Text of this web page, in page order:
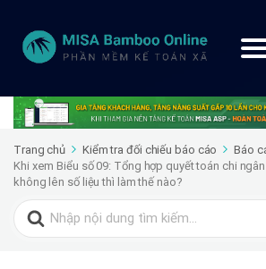
Trang chủ Kiểm tra đối chiếu báo cáo
Báo
Khi xem Biểu số 09: Tổng hợp quyết toán chi
không lên số liệu thì làm thế nào?
Search
for: